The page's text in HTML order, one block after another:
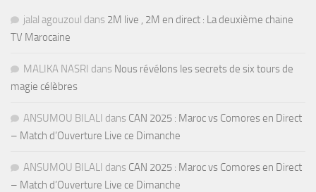
jalal agouzoul dans 2M live , 2M en direct : La deuxième chaine
TV Marocaine
MALIKA NASRI dans Nous révélons les secrets de six tours de
magie célèbres
ANSUMOU BILALI dans CAN 2025 : Maroc vs Comores en Direct
– Match d’Ouverture Live ce Dimanche
ANSUMOU BILALI dans CAN 2025 : Maroc vs Comores en Direct
– Match d’Ouverture Live ce Dimanche